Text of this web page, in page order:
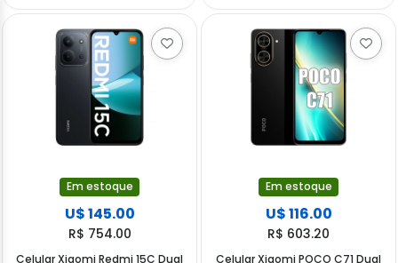
Em estoque
U$ 145.00
R$ 754.00
Celular Xiaomi Redmi 15C Dual
Em estoque
U$ 116.00
R$ 603.20
Celular Xiaomi POCO C71 Dual